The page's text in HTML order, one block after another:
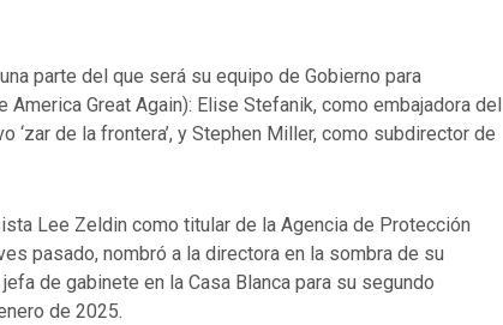
parte del que será su equipo de Gobierno para
Great Again): Elise Stefanik, como embajadora del
‘zar de la frontera’, y Stephen Miller, como subdirector de
Lee Zeldin como titular de la Agencia de Protección
pasado, nombró a la directora en la sombra de su
de gabinete en la Casa Blanca para su segundo
de 2025.